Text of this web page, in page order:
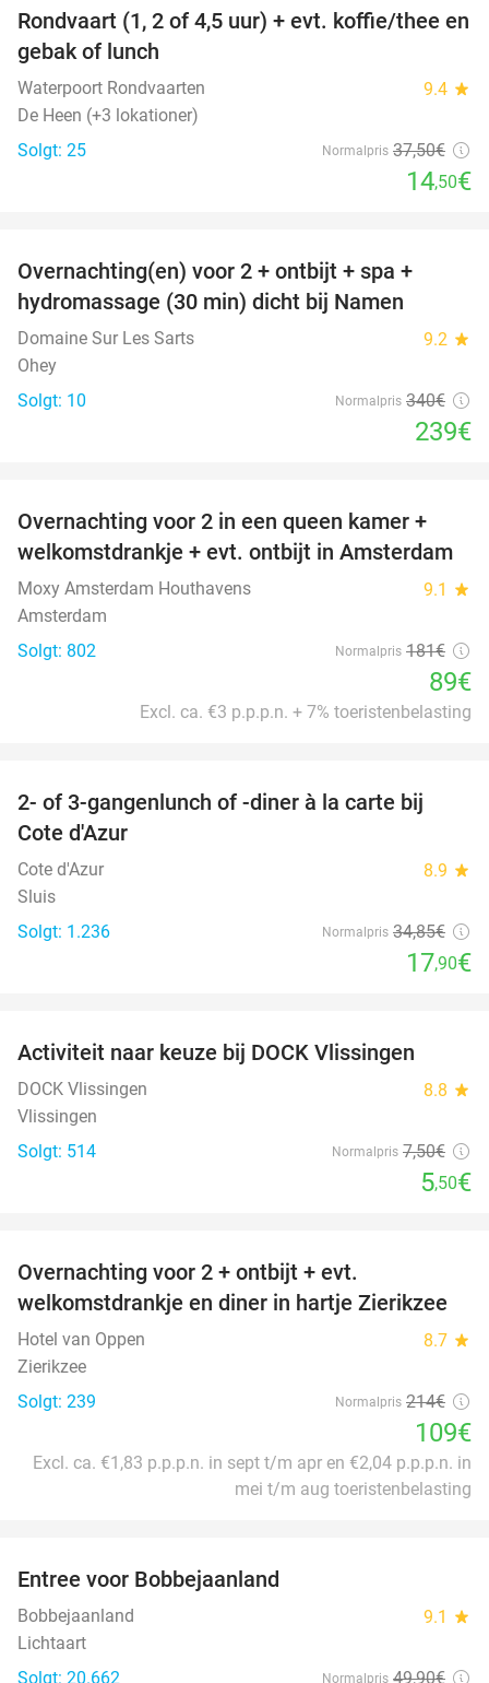
61%
Rondvaart (1, 2 of 4,5 uur) + evt. koffie/thee en
gebak of lunch
Waterpoort Rondvaarten 9.4 star
De Heen (+3 lokationer)
Solgt: 25
Normalpris 37,50€
14,50€
Overnachting(en) voor 2 + ontbijt + spa +
hydromassage (30 min) dicht bij Namen
Domaine Sur Les Sarts 9.2 star
Ohey
Solgt: 10
Normalpris 340€
239€
51%
Overnachting voor 2 in een queen kamer +
welkomstdrankje + evt. ontbijt in Amsterdam
Moxy Amsterdam Houthavens 9.1 star
Amsterdam
Solgt: 802
Normalpris 181€
89€
Excl. ca. €3 p.p.p.n. + 7% toeristenbelasting
49%
2- of 3-gangenlunch of -diner à la carte bij
Cote d'Azur
Cote d'Azur 8.9 star
Sluis
Solgt: 1.236
Normalpris 34,85€
17,90€
Activiteit naar keuze bij DOCK Vlissingen
DOCK Vlissingen 8.8 star
Vlissingen
Solgt: 514
Normalpris 7,50€
5,50€
Overnachting voor 2 + ontbijt + evt.
welkomstdrankje en diner in hartje Zierikzee
Hotel van Oppen 8.7 star
Zierikzee
Solgt: 239
Normalpris 214€
109€
Excl. ca. €1,83 p.p.p.n. in sept t/m apr en €2,04 p.p.p.n. in
mei t/m aug toeristenbelasting
Entree voor Bobbejaanland
Bobbejaanland 9.1 star
Lichtaart
Solgt: 20.662
Normalpris 49,90€